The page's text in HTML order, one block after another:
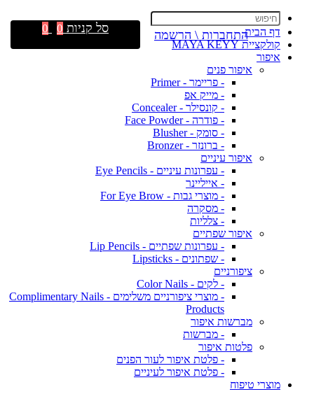
דף הבית
קולקציית MAYA KEYY
איפור
איפור פנים
- פריימר - Primer
- מייק אפ
- קונסילר - Concealer
- פודרה - Face Powder
- סומק - Blusher
- ברונזר - Bronzer
איפור עיניים
- עפרונות עיניים - Eye Pencils
- אייליינר
- מוצרי גבות - For Eye Brow
- מסקרה
- צלליות
איפור שפתיים
- עפרונות שפתיים - Lip Pencils
- שפתונים - Lipsticks
ציפורניים
- לקים - Color Nails
- מוצרי ציפורניים משלימים - Complimentary Nails
Products
מברשות איפור
- מברשות
פלטות איפור
- פלטת איפור לעור הפנים
- פלטת איפור לעיניים
מוצרי טיפוח
התחברות \ הרשמה סל קניות 0
0